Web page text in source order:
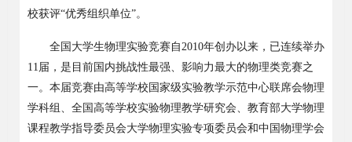
校获评“优秀组织单位”。
全国大学生物理实验竞赛自2010年创办以来，已连续举办
11届，是目前国内挑战性最强、影响力最大的物理类竞赛之
一。本届竞赛由高等学校国家级实验教学示范中心联席会物理
学科组、全国高等学校实验物理教学研究会、教育部大学物理
课程教学指导委员会大学物理实验专项委员会和中国物理学会